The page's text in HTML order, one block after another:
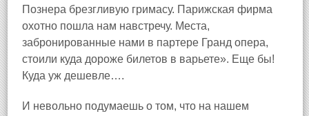
Познера брезгливую гримасу. Парижская фирма
охотно пошла нам навстречу. Места,
забронированные нами в партере Гранд опера,
стоили куда дороже билетов в варьете». Еще бы!
Куда уж дешевле….
И невольно подумаешь о том, что на нашем